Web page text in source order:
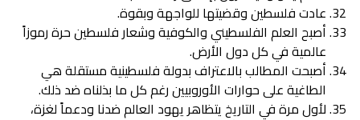
عادت فلسطين وقضيتها للواجهة وبقوة.
أصبح العلم الفلسطيني والكوفية وشعار فلسطين حرة رموزاً
عالمية في كل دول الأرض.
أصبحت المطالب بالاعتراف بدولة فلسطينية مستقلة هي
الطاغية على حوارات الأوروبيين رغم كل ما بذلناه ضد ذلك.
لأول مرة في التاريخ يتظاهر يهود العالم ضدنا ودعماً لغزة،